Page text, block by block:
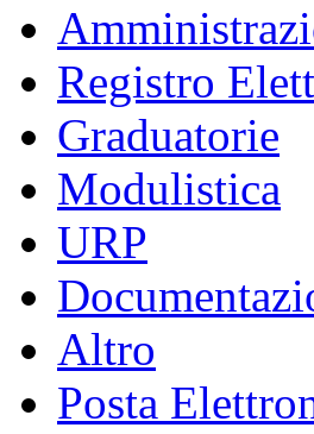
Registro
Graduatorie
Modulistica
URP
Altro
Posta